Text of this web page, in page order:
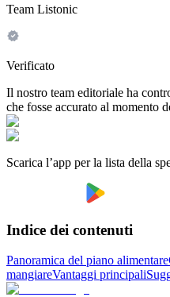
Team Listonic
Verificato
Il nostro team editoriale ha
che fosse accurato al momento
Scarica l’app per la lista della
Indice dei contenuti
Panoramica del piano alimentare
mangiareVantaggi principali